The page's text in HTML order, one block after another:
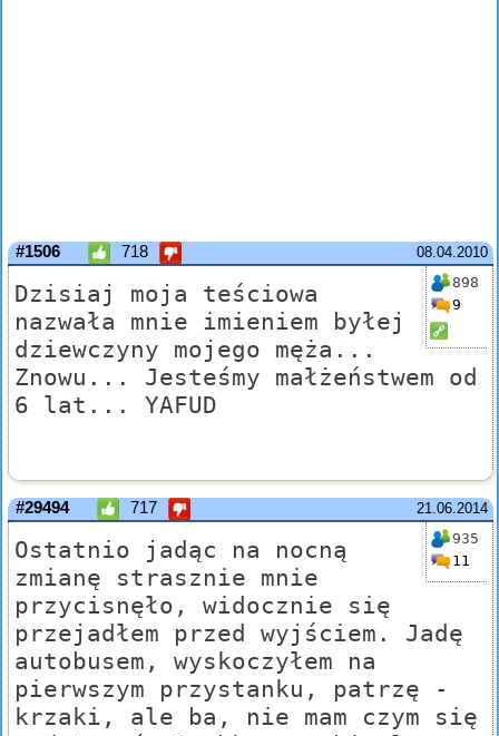
08.04.2010
#1506 718
898
9
Dzisiaj moja teściowa
nazwała mnie imieniem byłej
dziewczyny mojego męża...
Znowu... Jesteśmy małżeństwem od
6 lat... YAFUD
21.06.2014
#29494 717
935
11
Ostatnio jadąc na nocną
zmianę strasznie mnie
przycisnęło, widocznie się
przejadłem przed wyjściem. Jadę
autobusem, wyskoczyłem na
pierwszym przystanku, patrzę -
krzaki, ale ba, nie mam czym się